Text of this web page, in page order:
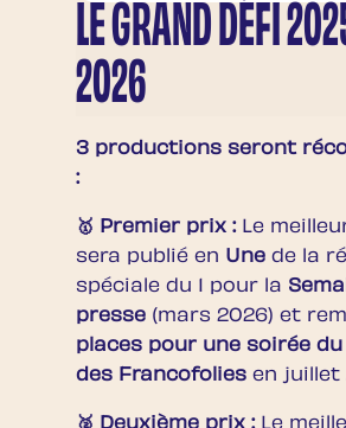
LE GRAND DÉFI
2026
3 productions seront
:
🥇 Premier prix :Le
sera publié en Une de la
spéciale du 1 pour la
presse (mars 2026) et
places pour une soirée du
des Francofolies en juillet